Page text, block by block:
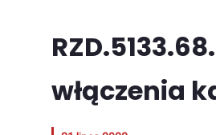
włączenia